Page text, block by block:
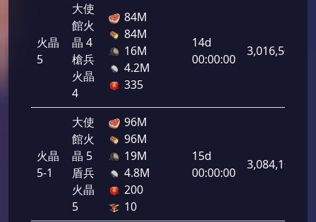
火晶
5
大使
館火
晶 4
槍兵
火晶
4
84M
84M
16M
4.2M
335
14d
00:00:00
3,016,500
火晶
5-1
大使
館火
晶 5
盾兵
火晶
5
96M
96M
19M
4.8M
200
10
15d
00:00:00
3,084,100